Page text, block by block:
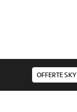
OFFERTE SKY